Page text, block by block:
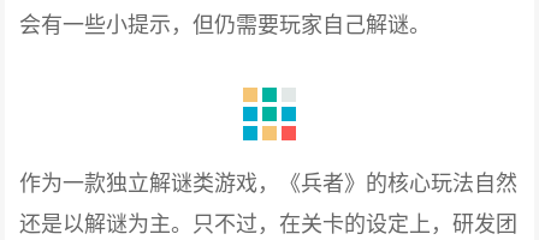
会有一些小提示，但仍需要玩家自己解谜。
作为一款独立解谜类游戏，《兵者》的核心玩法自然
还是以解谜为主。只不过，在关卡的设定上，研发团